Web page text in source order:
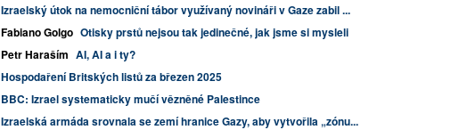
Izraelský útok na nemocniční tábor využívaný novináři v Gaze zabil ...
Fabiano Golgo Otisky prstů nejsou tak jedinečné, jak jsme si mysleli
Petr Haraším AI, AI a i ty?
Hospodaření Britských listů za březen 2025
BBC: Izrael systematicky mučí vězněné Palestince
Izraelská armáda srovnala se zemí hranice Gazy, aby vytvořila „zónu...